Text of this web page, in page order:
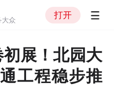
大众
打开
展！北园大
工程稳步推